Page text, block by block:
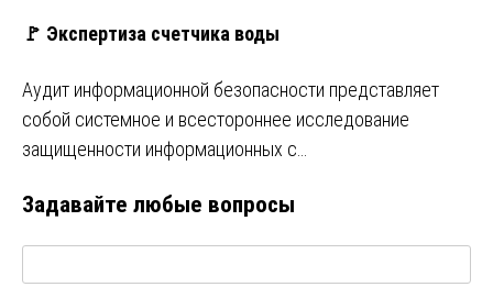
🚩 Экспертиза счетчика воды
Аудит информационной безопасности представляет
собой системное и всестороннее исследование
защищенности информационных с…
Задавайте любые вопросы